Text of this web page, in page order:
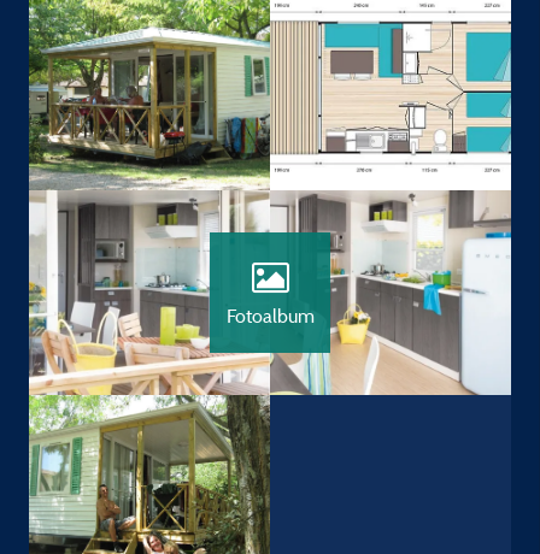
Fotoalbum